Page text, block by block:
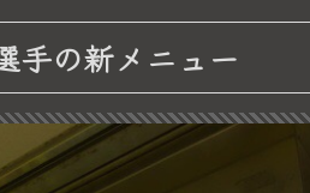
手の新メニュー